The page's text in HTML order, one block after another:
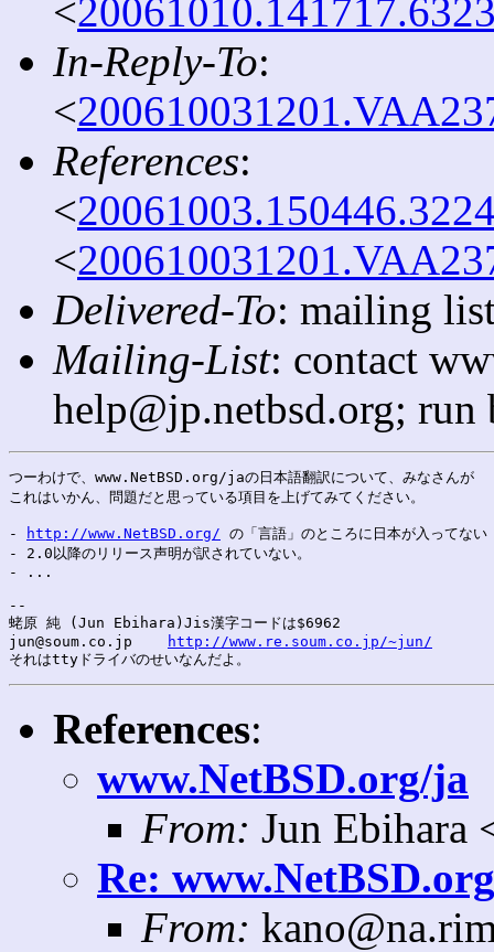
<
In-Reply-To:
<
References:
<
<
Delivered-To: mailing
Mailing-List: contact
help@jp.netbsd.org;
つーわけで、www.NetBSD.org/jaの日本語翻訳について、みなさんが
これはいかん、問題だと思っている項目を上げてみてください。
- http://www.NetBSD.org/ の「言語」のところに日本が入ってない
- 2.0以降のリリース声明が訳されていない。
- ...
--
蛯原 純 (Jun Ebihara)Jis漢字コードは$6962
jun@soum.co.jp
http://www.re.soum.co.jp/~jun/
References:
www.NetBSD.org/ja
From: Jun Ebihara
Re:
From: